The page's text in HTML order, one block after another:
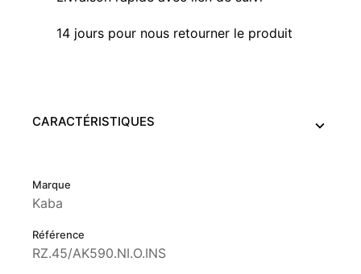
14 jours pour nous retourner le produit
CARACTÉRISTIQUES
Marque
Kaba
Référence
RZ.45/AK590.NI.O.INS